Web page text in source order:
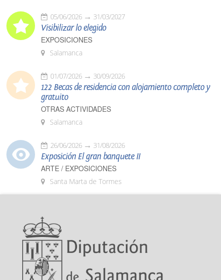
05/06/2026 31/03/2027
Visibilizar lo elegido
EXPOSICIONES
Salamanca
01/07/2026 30/09/2026
122 Becas de residencia con alojamiento completo y
gratuito
OTRAS ACTIVIDADES
Salamanca
26/06/2026 31/08/2026
Exposición El gran banquete II
ARTE / EXPOSICIONES
Santa Marta de Tormes